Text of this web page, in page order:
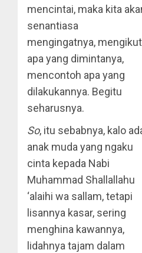
mencintai, maka kita
senantiasa
mengingatnya,
apa yang dimintanya,
mencontoh apa yang
dilakukannya. Begitu
seharusnya.
So, itu sebabnya, kalo
anak muda yang ngaku
cinta kepada Nabi
Muhammad Shallallahu
‘alaihi wa sallam, tetapi
lisannya kasar, sering
menghina kawannya,
lidahnya tajam dalam